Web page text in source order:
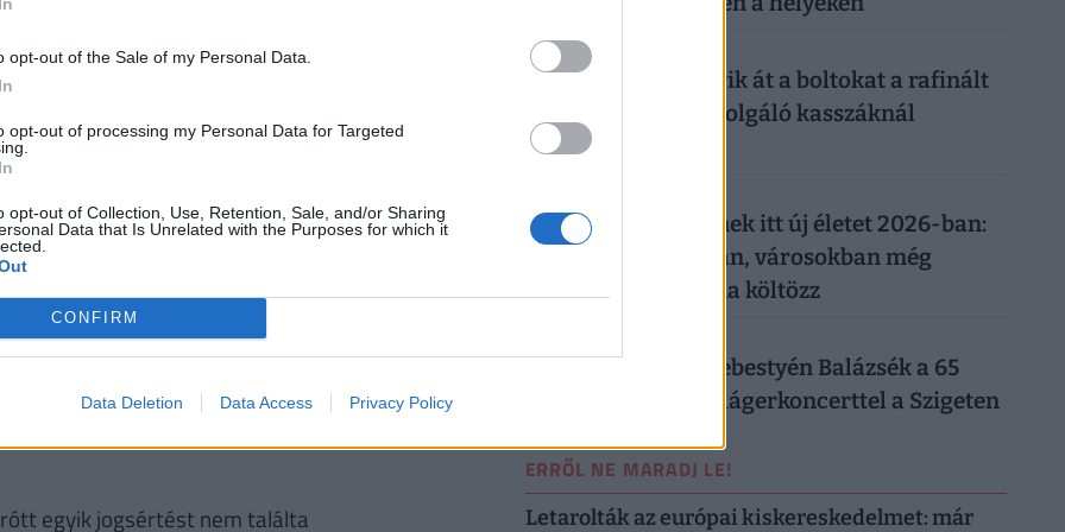
opt-out of the Sale of my Personal Data.
opt-out of processing my Personal Data for Targeted
opt-out of Collection, Use, Retention, Sale, and/or Sharing
Data that Is Unrelated with the Purposes for which it
CONFIRM
Data Deletion Data Access Privacy Policy
megállapodásokkal.
Emellett kötelezte az Allianz
Providencia Biztosító Zrt.-t 1,046 milliárd
360 millió forint, a Magyar Peugeot
forint, a Magyar Opelkereskedők Bróker Kft.-t
millió forint bírság megfizetésére.
Biztosítási Alkusz kivételével -
2009. január végén részben
határozatának a), b) és c) részeit, míg a d),
pedig az Allianz és a Generali tekintetében
el. A bíróság tehát nem látta
tiltott versenykorlátozó megállapodást kötöttek
egyik jogsértést nem találta
2026. augusztus 9.
„Banántrükkel” verik át a boltokat a rafinált
vásárlók: az önkiszolgáló kasszáknál
működik a csel
Rengetegen kezdenek itt új életet 2026-ban:
ezekben a régiókban, városokban még
fizetnek is, hogy oda költözz
Ennyit kaszáltak Sebestyén Balázsék a 65
ezres DJ Oti retró slágerkoncerttel a Szigeten
ERRŐL NE MARADJ LE!
Letarolták az európai kiskereskedelmet: már